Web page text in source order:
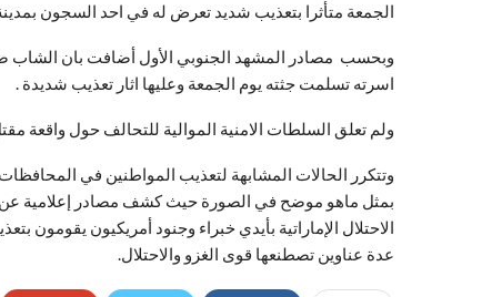
الجمعة متأثرا بتعذيب شديد تعرض له في احد السجون
وبحسب مصادر المشهد الجنوبي الأول أضافت بان الشاب
اسرته تسلمت جثته يوم الجمعة وعليها اثار تعذيب شديدة .
ولم تعلق السلطات الامنية الموالية للتحالف حول واقعة
وتتكرر الحالات المشابهة لتعذيب المواطنين في المحافظات
بمثل ماهو موضح في الصورة حيث كشف مصادر إعلامية
الاحتلال الإماراتية بأيدي خبراء وجنود أمريكيون يقومون
عدة عناوين تصطنعها قوى الغزو والاحتلال.